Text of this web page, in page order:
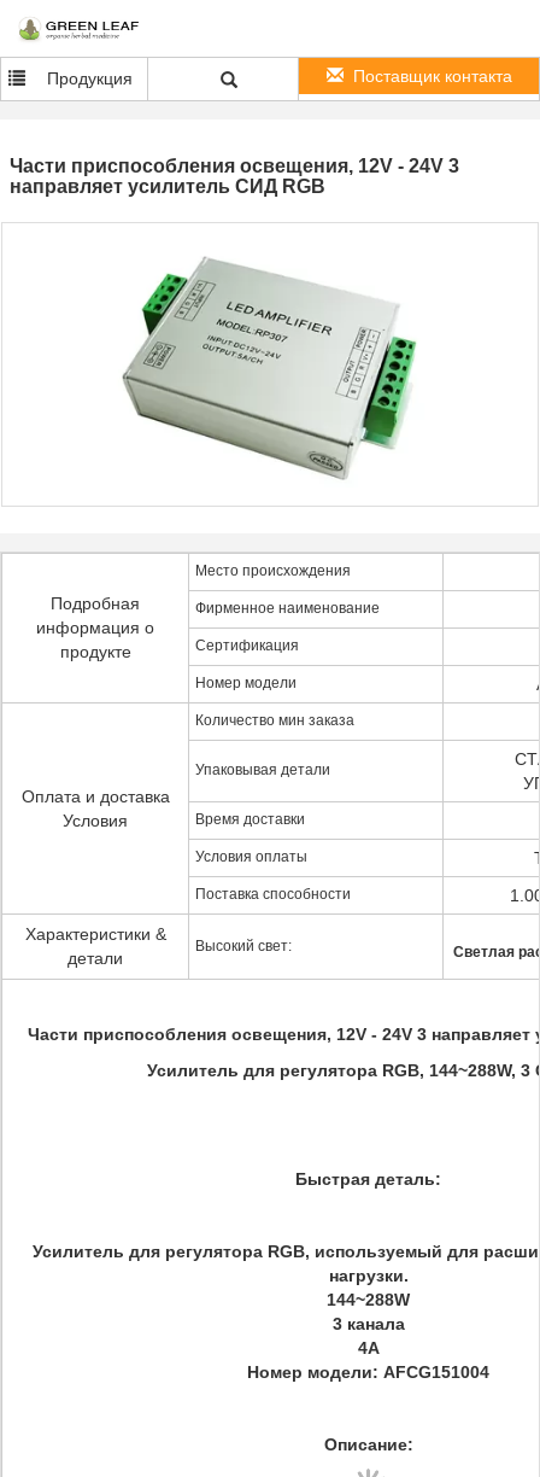
Продукция Поставщик контакта
Части приспособления освещения, 12V - 24V 3
направляет усилитель СИД RGB
Подробная
информация о
продукте
Место происхождения
Фирменное наименование
Сертификация
Номер модели
Оплата и доставка
Условия
Количество мин заказа
Упаковывая детали
Время доставки
Условия оплаты
Поставка способности
Характеристики &
детали
Высокий свет: Светлая
Части приспособления освещения, 12V - 24V 3
Усилитель для регулятора RGB, 144~288W, 3
Быстрая деталь:
Усилитель для регулятора RGB, используемый для
нагрузки.
144~288W
3 канала
4A
Номер модели: AFCG151004
Описание: